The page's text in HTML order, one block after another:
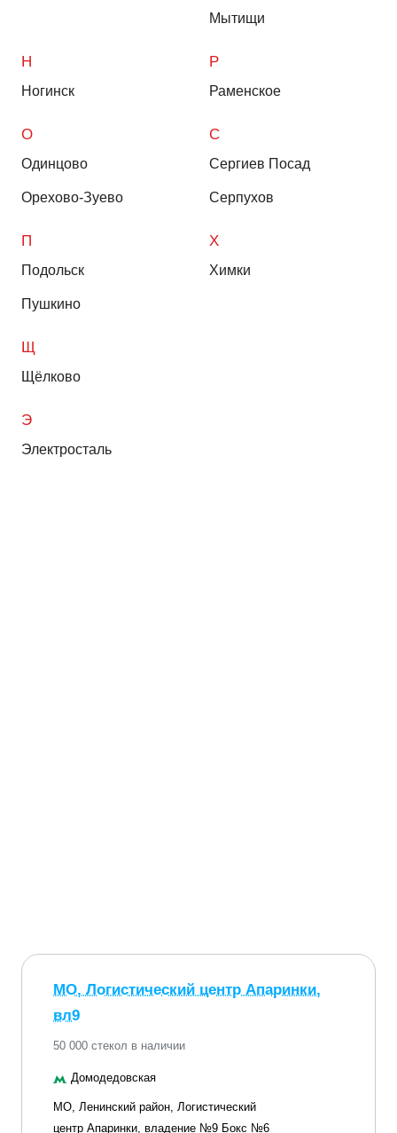
Мытищи
Н
Ногинск
О
Одинцово
Орехово-Зуево
П
Подольск
Пушкино
Р
Раменское
С
Сергиев Посад
Серпухов
Х
Химки
Щ
Щёлково
Э
Электросталь
МО, Логистический центр Апаринки,
вл9
50 000 стекол в наличии
Домодедовская
МО, Ленинский район, Логистический
центр Апаринки, владение №9 Бокс №6